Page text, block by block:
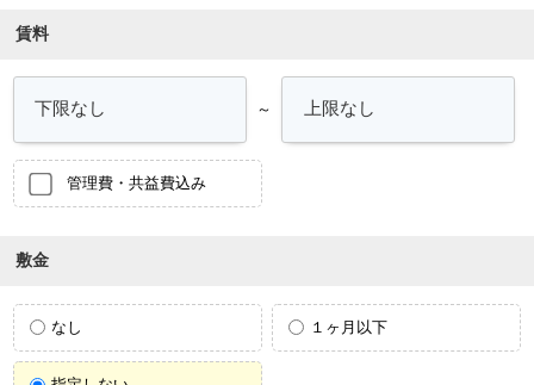
賃料
～
管理費・共益費込み
敷金
なし １ヶ月以下